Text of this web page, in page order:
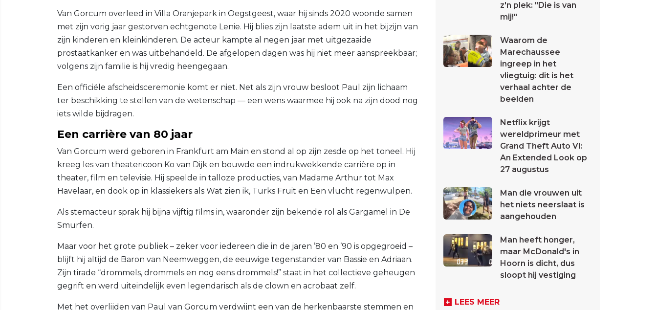
Van Gorcum overleed in Villa Oranjepark in Oegstgeest, waar hij sinds 2020 woonde samen
met zijn vorig jaar gestorven echtgenote Lenie. Hij blies zijn laatste adem uit in het bijzijn van
zijn kinderen en kleinkinderen. De acteur kampte al negen jaar met uitgezaaide
prostaatkanker en was uitbehandeld. De afgelopen dagen was hij niet meer aanspreekbaar;
volgens zijn familie is hij vredig heengegaan.
Een officiële afscheidsceremonie komt er niet. Net als zijn vrouw besloot Paul zijn lichaam
ter beschikking te stellen van de wetenschap — een wens waarmee hij ook na zijn dood nog
iets wilde bijdragen.
Een carrière van 80 jaar
Van Gorcum werd geboren in Frankfurt am Main en stond al op zijn zesde op het toneel. Hij
kreeg les van theatericoon Ko van Dijk en bouwde een indrukwekkende carrière op in
theater, film en televisie. Hij speelde in talloze producties, van Madame Arthur tot Max
Havelaar, en dook op in klassiekers als Wat zien ik, Turks Fruit en Een vlucht regenwulpen.
Als stemacteur sprak hij bijna vijftig films in, waaronder zijn bekende rol als Gargamel in De
Smurfen.
Maar voor het grote publiek – zeker voor iedereen die in de jaren ’80 en ’90 is opgegroeid –
blijft hij altijd de Baron van Neemweggen, de eeuwige tegenstander van Bassie en Adriaan.
Zijn tirade “drommels, drommels en nog eens drommels!” staat in het collectieve geheugen
gegrift en werd uiteindelijk even legendarisch als de clown en acrobaat zelf.
Met het overlijden van Paul van Gorcum verdwijnt een van de herkenbaarste stemmen en
z'n plek: "Die is van
mij!"
Waarom de
Marechaussee
ingreep in het
vliegtuig: dit is het
verhaal achter de
beelden
Netflix krijgt
wereldprimeur met
Grand Theft Auto VI:
An Extended Look op
27 augustus
Man die vrouwen uit
het niets neerslaat is
aangehouden
Man heeft honger,
maar McDonald's in
Hoorn is dicht, dus
sloopt hij vestiging
LEES MEER